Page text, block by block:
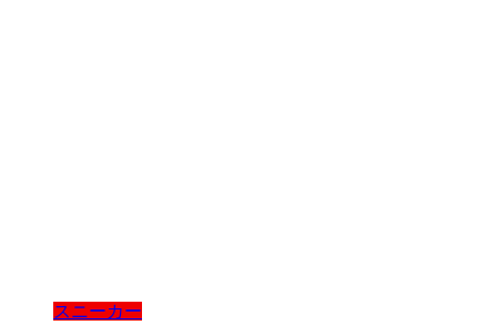
スニーカー